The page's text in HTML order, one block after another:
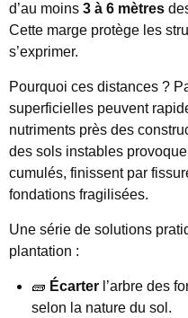
d’au moins 3 à 6 mètres
Cette marge protège les
s’exprimer.
Pourquoi ces distances ?
superficielles peuvent
nutriments près des
des sols instables
cumulés, finissent par
fondations fragilisées.
Une série de solutions
plantation :
🧱 Écarter l’arbre des
selon la nature du sol.